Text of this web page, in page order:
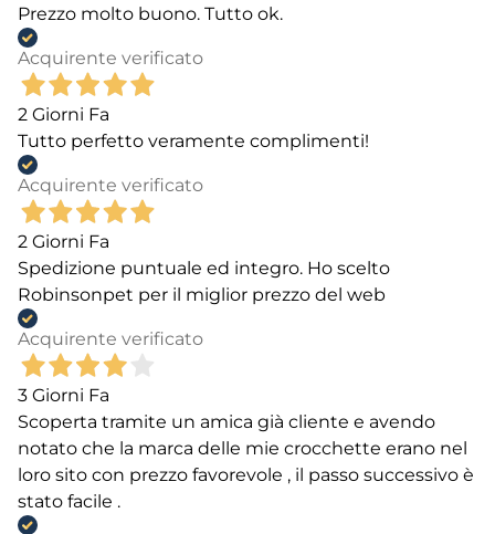
Prezzo molto buono. Tutto ok.
Acquirente verificato
2 Giorni Fa
Tutto perfetto veramente complimenti!
Acquirente verificato
2 Giorni Fa
Spedizione puntuale ed integro. Ho scelto
Robinsonpet per il miglior prezzo del web
Acquirente verificato
3 Giorni Fa
Scoperta tramite un amica già cliente e avendo
notato che la marca delle mie crocchette erano nel
loro sito con prezzo favorevole , il passo successivo è
stato facile .